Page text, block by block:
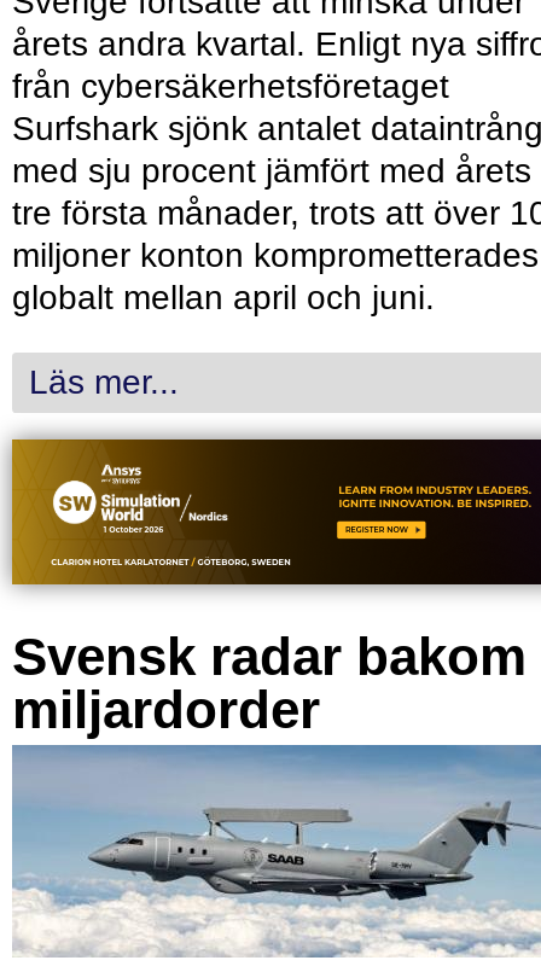
årets andra kvartal. Enligt nya
från cybersäkerhetsföretaget
Surfshark sjönk antalet
med sju procent jämfört med årets
tre första månader, trots att över
miljoner konton komprometterades
globalt mellan april och juni.
Läs mer...
Svensk radar bakom
miljardorder